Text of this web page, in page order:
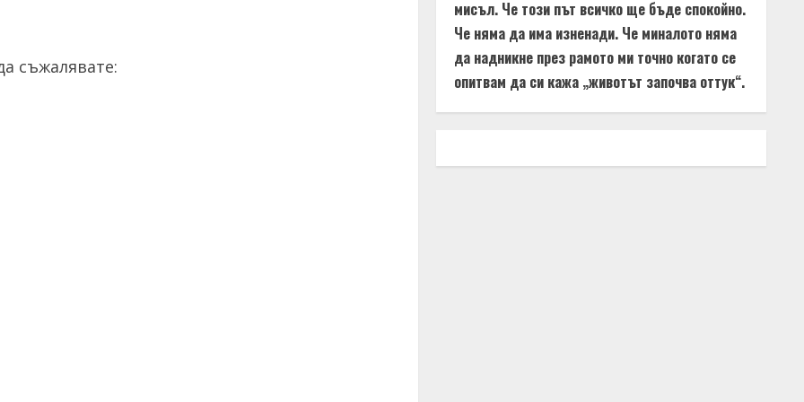
съжалявате:
мисъл. Че този път всичко ще бъде спокойно.
Че няма да има изненади. Че миналото няма
да надникне през рамото ми точно когато се
опитвам да си кажа „животът започва оттук“.